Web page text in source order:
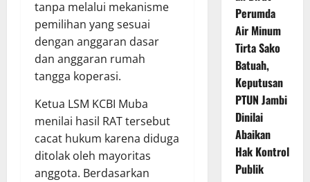
tanpa melalui mekanisme
pemilihan yang sesuai
dengan anggaran dasar
dan anggaran rumah
tangga koperasi.
Ketua LSM KCBI Muba
menilai hasil RAT tersebut
cacat hukum karena diduga
ditolak oleh mayoritas
anggota. Berdasarkan
Perumda
Air Minum
Tirta Sako
Batuah,
Keputusan
PTUN Jambi
Dinilai
Abaikan
Hak Kontrol
Publik